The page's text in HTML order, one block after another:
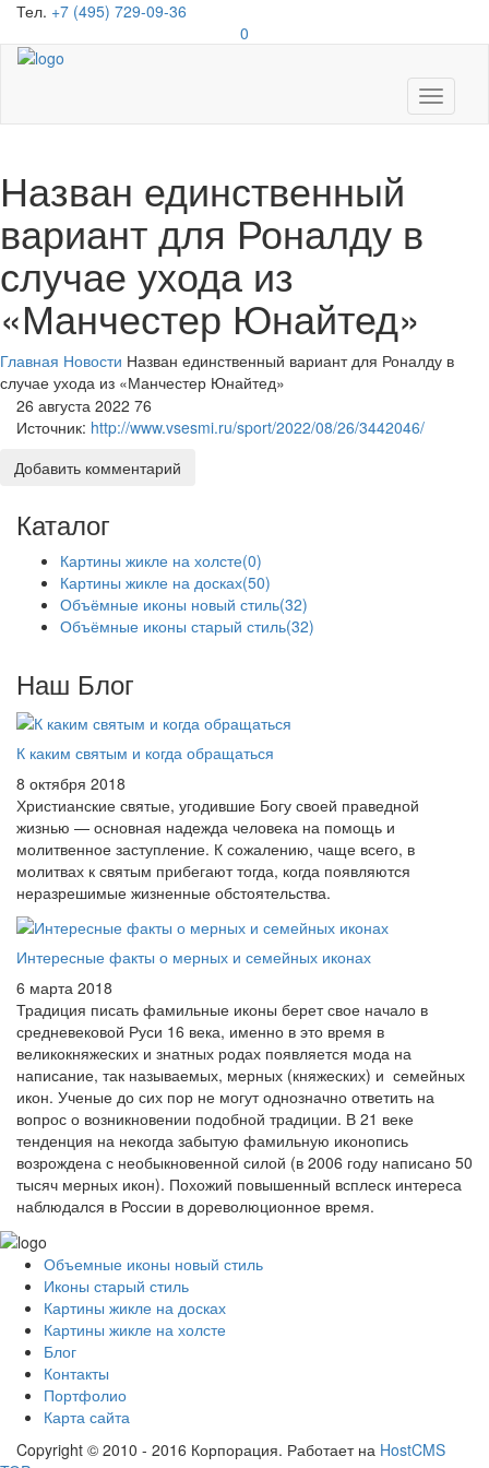
Тел. +7 (495) 729-09-36
0
Toggle
Назван единственный
вариант для Роналду в
случае ухода из
«Манчестер Юнайтед»
Главная Новости Назван единственный вариант для Роналду в
случае ухода из «Манчестер Юнайтед»
26 августа 2022 76
Источник: http://www.vsesmi.ru/sport/2022/08/26/3442046/
Добавить комментарий
Каталог
Картины жикле на холсте(0)
Картины жикле на досках(50)
Объёмные иконы новый стиль(32)
Объёмные иконы старый стиль(32)
Наш Блог
К каким святым и когда обращаться
8 октября 2018
Христианские святые, угодившие Богу своей праведной
жизнью — основная надежда человека на помощь и
молитвенное заступление. К сожалению, чаще всего, в
молитвах к святым прибегают тогда, когда появляются
неразрешимые жизненные обстоятельства.
Интересные факты о мерных и семейных иконах
6 марта 2018
Традиция писать фамильные иконы берет свое начало в
средневековой Руси 16 века, именно в это время в
великокняжеских и знатных родах появляется мода на
написание, так называемых, мерных (княжеских) и семейных
икон. Ученые до сих пор не могут однозначно ответить на
вопрос о возникновении подобной традиции. В 21 веке
тенденция на некогда забытую фамильную иконопись
возрождена с необыкновенной силой (в 2006 году написано 50
тысяч мерных икон). Похожий повышенный всплеск интереса
наблюдался в России в дореволюционное время.
Объемные иконы новый стиль
Иконы старый стиль
Картины жикле на досках
Картины жикле на холсте
Блог
Контакты
Портфолио
Карта сайта
Copyright © 2010 - 2016 Корпорация. Работает на HostCMS